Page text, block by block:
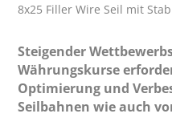
8x25 Filler Wire Seil mit
Steigender
Währungskurse
Optimierung und
Seilbahnen wie auch